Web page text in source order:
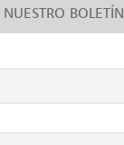
BOLETÍN